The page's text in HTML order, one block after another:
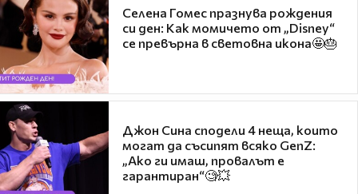
Селена Гомес празнува рождения
си ден: Как момичето от „Disney“
се превърна в световна икона🤩🎂
Джон Сина сподели 4 неща, които
могат да съсипят всяко GenZ:
„Ако ги имаш, провалът е
гарантиран“🧐💥